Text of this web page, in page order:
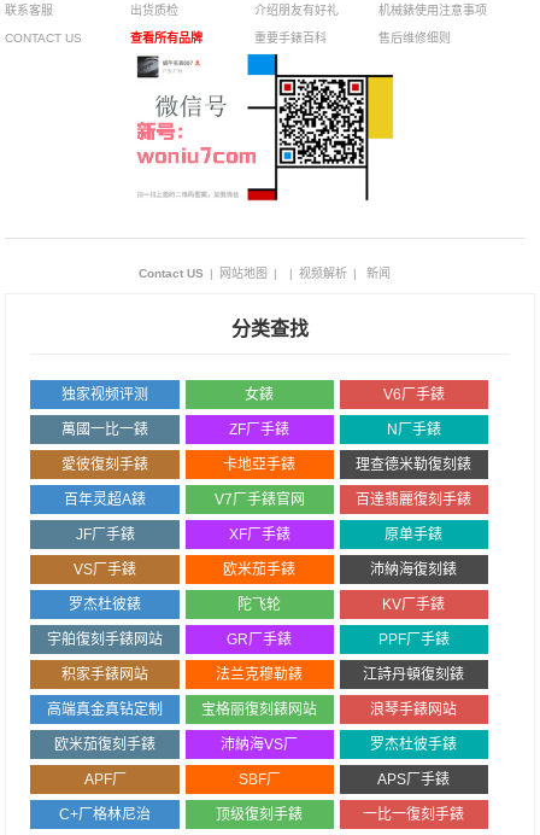
联系客服
CONTACT US
出货质检
查看所有品牌
介绍朋友有好礼
重要手錶百科
机械錶使用注意事项
售后维修细则
Contact US | 网站地图 | | 视频解析 | 新闻
分类查找
独家视频评测 女錶 V6厂手錶
萬國一比一錶 ZF厂手錶 N厂手錶
愛彼復刻手錶 卡地亞手錶 理查德米勒復刻錶
百年灵超A錶 V7厂手錶官网 百達翡麗復刻手錶
JF厂手錶 XF厂手錶 原单手錶
VS厂手錶 欧米茄手錶 沛納海復刻錶
罗杰杜彼錶 陀飞轮 KV厂手錶
宇舶復刻手錶网站 GR厂手錶 PPF厂手錶
积家手錶网站 法兰克穆勒錶 江詩丹頓復刻錶
高端真金真钻定制 宝格丽復刻錶网站 浪琴手錶网站
欧米茄復刻手錶 沛納海VS厂 罗杰杜彼手錶
APF厂 SBF厂 APS厂手錶
C+厂格林尼治 顶级復刻手錶 一比一復刻手錶